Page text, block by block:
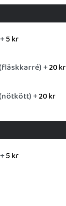
5 kr
+20kr
+20kr
5 kr